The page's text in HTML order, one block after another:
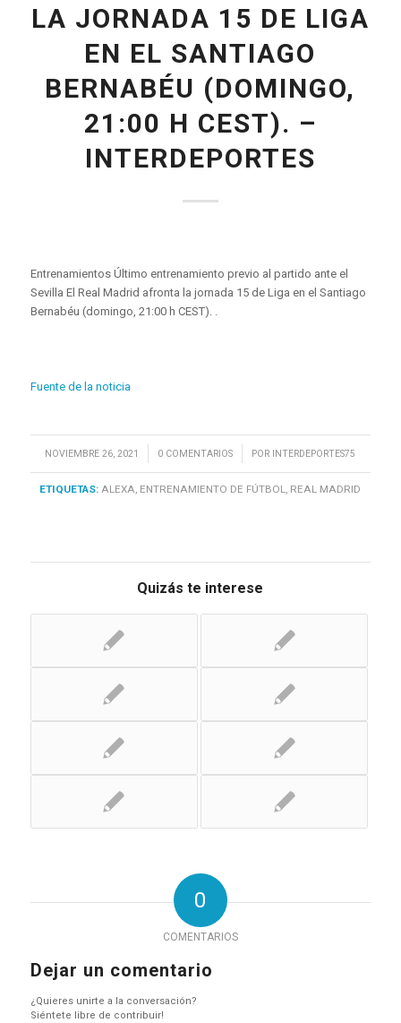
LA JORNADA 15 DE LIGA
EN EL SANTIAGO
BERNABÉU (DOMINGO,
21:00 H CEST). –
INTERDEPORTES
Entrenamientos Último entrenamiento previo al partido ante el
Sevilla El Real Madrid afronta la jornada 15 de Liga en el Santiago
Bernabéu (domingo, 21:00 h CEST). .
Fuente de la noticia
NOVIEMBRE 26, 2021
/ 0 COMENTARIOS
/ POR INTERDEPORTES75
ETIQUETAS: ALEXA, ENTRENAMIENTO DE FÚTBOL, REAL MADRID
Quizás te interese
0
COMENTARIOS
Dejar un comentario
¿Quieres unirte a la conversación?
Siéntete libre de contribuir!